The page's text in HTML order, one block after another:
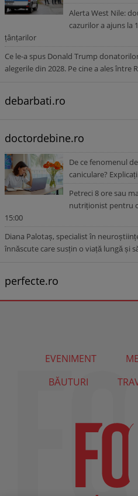
Alerta West Nile:
cazurilor a ajuns la
țânțarilor
Ce le-a spus Donald Trump
alegerile din 2028. Pe cine a ales între
debarbati.ro
doctordebine.ro
De ce fenomenul
caniculare?
Petreci 8 ore sau
nutriționist pentru
15:00
Diana Palotaș, specialist în
înnăscute care susțin o viață lungă și
perfecte.ro
EVENIMENT
BĂUTURI